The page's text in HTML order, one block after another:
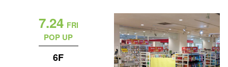
7.24 FRI
POP UP
6F
仙台フォ